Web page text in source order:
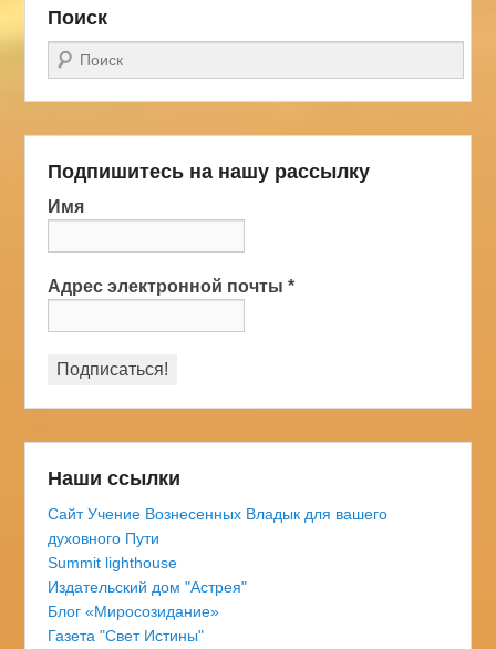
Поиск
Поиск
Подпишитесь на нашу рассылку
Имя
Адрес электронной почты*
Наши ссылки
Сайт Учение Вознесенных Владык для вашего
духовного Пути
Summit lighthouse
Издательский дом "Астрея"
Блог «Миросозидание»
Газета "Свет Истины"